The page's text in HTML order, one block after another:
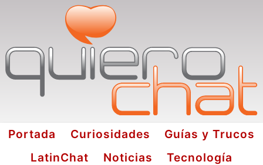
Portada Curiosidades
Guías y Trucos
LatinChat
Noticias
Tecnología